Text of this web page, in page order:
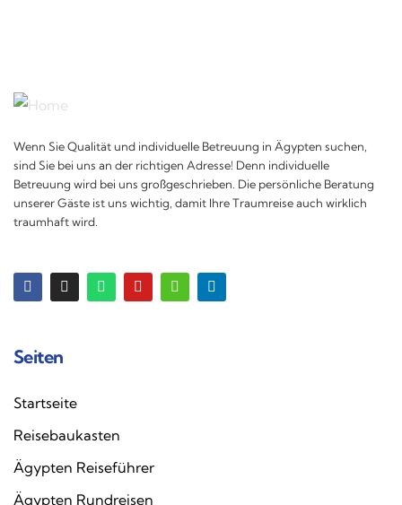
Wenn Sie Qualität und individuelle Betreuung in Ägypten suchen,
sind Sie bei uns an der richtigen Adresse! Denn individuelle
Betreuung wird bei uns großgeschrieben. Die persönliche Beratung
unserer Gäste ist uns wichtig, damit Ihre Traumreise auch wirklich
traumhaft wird.
Seiten
Startseite
Reisebaukasten
Ägypten Reiseführer
Ägypten Rundreisen